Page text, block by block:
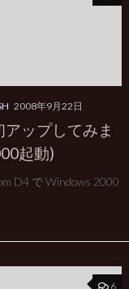
2008年9月22日
ップしてみま
起動)
D4 で Windows 2000
6